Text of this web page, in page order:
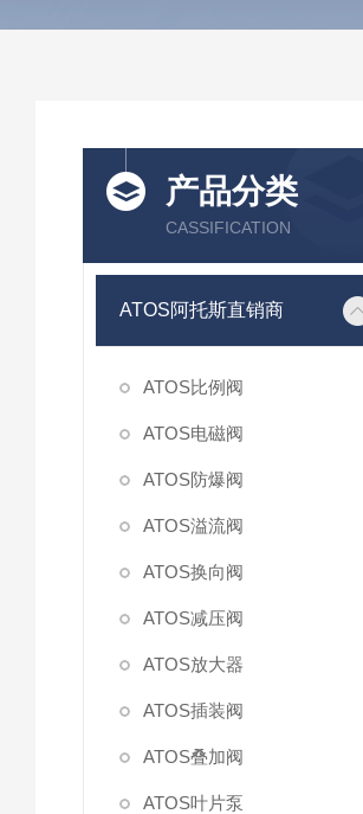
产品分类
CASSIFICATION
ATOS阿托斯直销商
ATOS比例阀
ATOS电磁阀
ATOS防爆阀
ATOS溢流阀
ATOS换向阀
ATOS减压阀
ATOS放大器
ATOS插装阀
ATOS叠加阀
ATOS叶片泵